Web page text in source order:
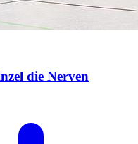
die Nerven